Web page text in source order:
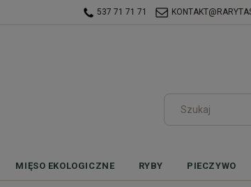
537 71 71 71
MIĘSO EKOLOGICZNE RYBY PIECZYWO